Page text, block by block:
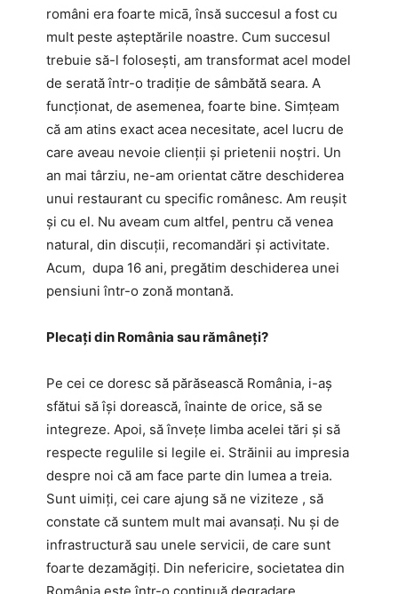
români era foarte micā, însă succesul a fost cu
mult peste așteptările noastre. Cum succesul
trebuie să-l folosești, am transformat acel model
de serată într-o tradiție de sâmbătă seara. A
funcționat, de asemenea, foarte bine. Simțeam
că am atins exact acea necesitate, acel lucru de
care aveau nevoie clienții și prietenii noștri. Un
an mai târziu, ne-am orientat către deschiderea
unui restaurant cu specific românesc. Am reușit
și cu el. Nu aveam cum altfel, pentru că venea
natural, din discuții, recomandări și activitate.
Acum, dupa 16 ani, pregătim deschiderea unei
pensiuni într-o zonă montană.
Plecați din România sau rămâneți?
Pe cei ce doresc să părăsească România, i-aș
sfătui să își dorească, înainte de orice, să se
integreze. Apoi, să învețe limba acelei tări și să
respecte regulile si legile ei. Străinii au impresia
despre noi că am face parte din lumea a treia.
Sunt uimiți, cei care ajung să ne viziteze , să
constate că suntem mult mai avansați. Nu și de
infrastructură sau unele servicii, de care sunt
foarte dezamăgiți. Din nefericire, societatea din